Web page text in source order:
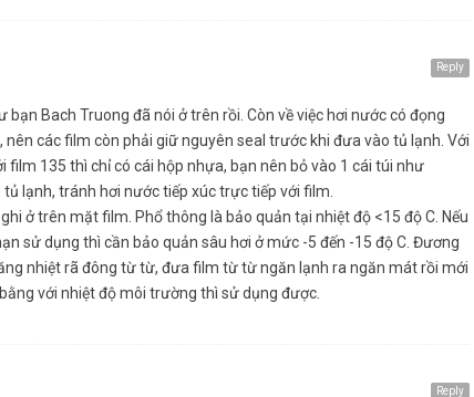
Reply
bạn Bach Truong đã nói ở trên rồi. Còn về việc hơi nước có đọng
các film còn phải giữ nguyên seal trước khi đưa vào tủ lạnh. Với
film 135 thì chỉ có cái hộp nhựa, bạn nên bỏ vào 1 cái túi như
lạnh, tránh hơi nước tiếp xúc trực tiếp với film.
ở trên mặt film. Phổ thông là bảo quản tại nhiệt độ <15 độ C. Nếu
sử dụng thì cần bảo quản sâu hơi ở mức -5 đến -15 độ C. Đương
nhiệt rã đông từ từ, đưa film từ từ ngăn lạnh ra ngăn mát rồi mới
với nhiệt độ môi trường thì sử dụng được.
Reply